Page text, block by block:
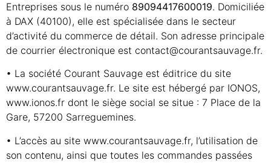
Entreprises sous le numéro 89094417600019. Domiciliée
à DAX (40100), elle est spécialisée dans le secteur
d’activité du commerce de détail. Son adresse principale
de courrier électronique est contact@courantsauvage.fr.
• La société Courant Sauvage est éditrice du site
www.courantsauvage.fr. Le site est hébergé par IONOS,
www.ionos.fr dont le siège social se situe : 7 Place de la
Gare, 57200 Sarreguemines.
• L’accès au site www.courantsauvage.fr, l’utilisation de
son contenu, ainsi que toutes les commandes passées